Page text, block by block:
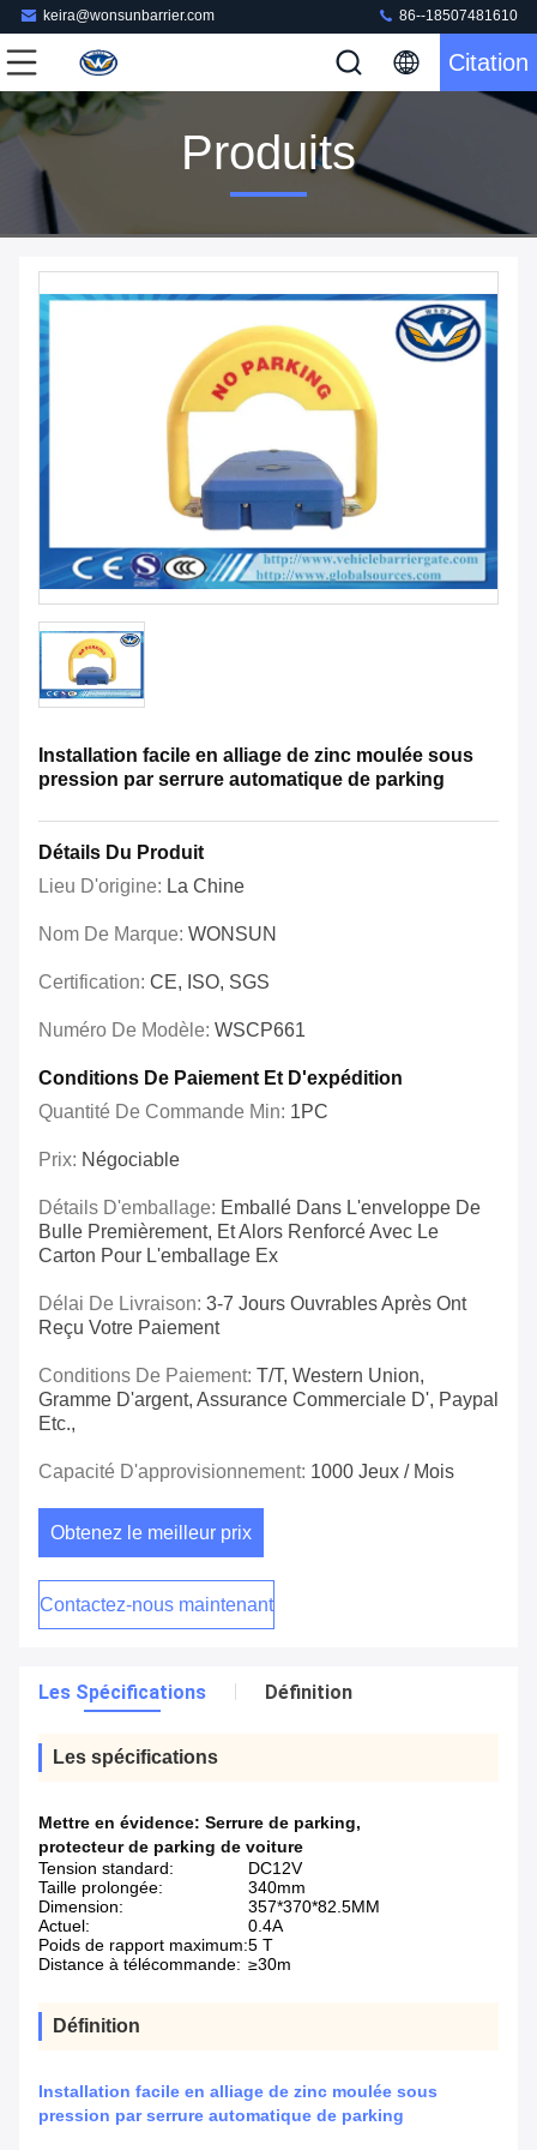
keira@wonsunbarrier.com 86--18507481610
Citation
Produits
Installation facile en alliage de zinc moulée sous
pression par serrure automatique de parking
Détails Du Produit
Lieu D'origine: La Chine
Nom De Marque: WONSUN
Certification: CE, ISO, SGS
Numéro De Modèle: WSCP661
Conditions De Paiement Et D'expédition
Quantité De Commande Min: 1PC
Prix: Négociable
Détails D'emballage: Emballé Dans L'enveloppe De
Bulle Premièrement, Et Alors Renforcé Avec Le
Carton Pour L'emballage Ex
Délai De Livraison: 3-7 Jours Ouvrables Après Ont
Reçu Votre Paiement
Conditions De Paiement: T/T, Western Union,
Gramme D'argent, Assurance Commerciale D', Paypal
Etc.,
Capacité D'approvisionnement: 1000 Jeux / Mois
Obtenez le meilleur prix
Contactez-nous maintenant
Les Spécifications Définition
Les spécifications
Mettre en évidence: Serrure de parking,
protecteur de parking de voiture
Tension standard:
DC12V
Taille prolongée:
340mm
Dimension:
357*370*82.5MM
Actuel:
0.4A
Poids de rapport maximum:5 T
Distance à télécommande: ≥30m
Définition
Installation facile en alliage de zinc moulée sous
pression par serrure automatique de parking